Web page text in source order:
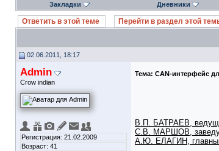
Закладки Дневники
Ответить в этой теме Перейти в раздел этой
02.06.2011, 18:17
Admin
Crow indian
Регистрация: 21.02.2009
Возраст: 41
Тема: CAN-интерфейс
B.П. БАТРАЕВ,
C.В. МАРШОВ,
А.Ю. ЕЛАГИН,